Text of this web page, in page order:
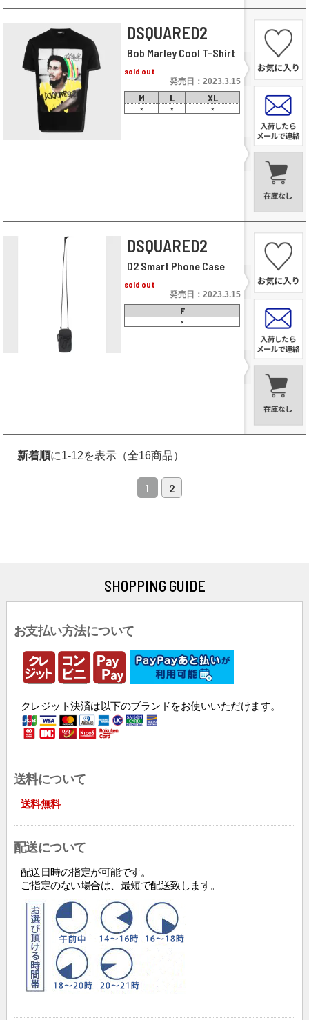
DSQUARED2
Bob Marley Cool T-Shirt
sold out
発売日：2023.3.15
M L XL
× × ×
DSQUARED2
D2 Smart Phone Case
sold out
発売日：2023.3.15
F
×
新着順に1-12を表示（全16商品）
1 2
SHOPPING GUIDE
お支払い方法について
クレジット決済は以下のブランドをお使いいただけます。
送料について
送料無料
配送について
配送日時の指定が可能です。
ご指定のない場合は、最短で配送致します。